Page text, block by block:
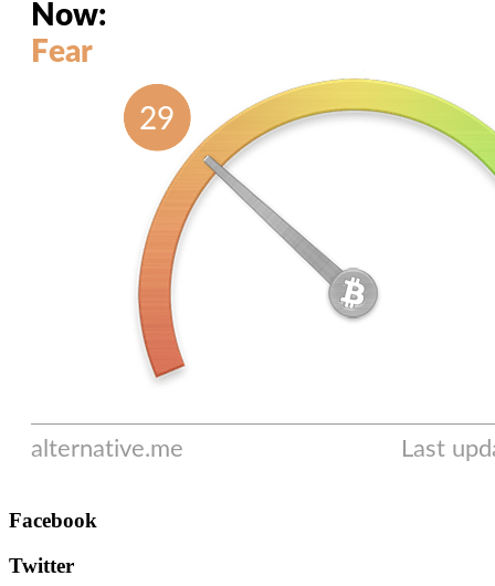
Facebook
Twitter